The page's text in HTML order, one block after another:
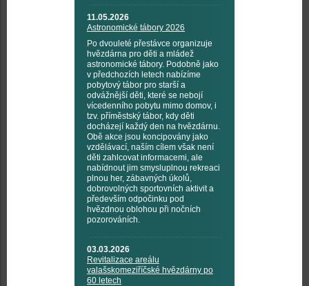
11.05.2026
Astronomické tábory 2026
Po dvouleté přestávce organizuje
hvězdárna pro děti a mládež
astronomické tábory. Podobně jako
v předchozích letech nabízíme
pobytový tábor pro starší a
odvážnější děti, které se nebojí
vícedenního pobytu mimo domov, i
tzv. příměstský tábor, kdy děti
docházejí každý den na hvězdárnu.
Obě akce jsou koncipovány jako
vzdělávací, naším cílem však není
děti zahlcovat informacemi, ale
nabídnout jim smysluplnou rekreaci
plnou her, zábavných úkolů,
dobrovolných sportovních aktivit a
především odpočinku pod
hvězdnou oblohou při nočních
pozorováních.
03.03.2026
Revitalizace areálu
valašskomeziříčské hvězdárny po
60 letech